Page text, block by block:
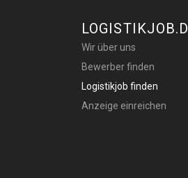
Wir über uns
Bewerber finden
Logistikjob finden
Anzeige einreichen